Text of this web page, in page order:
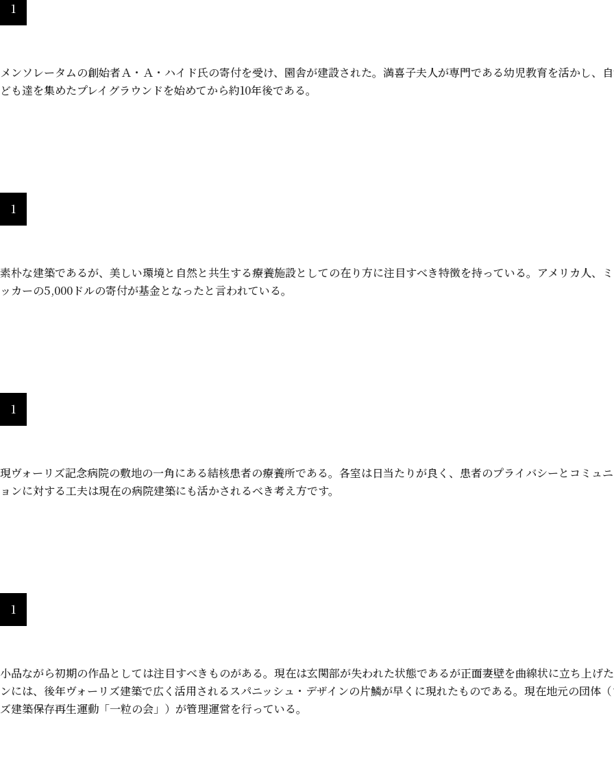
1
メンソレータムの創始者Ａ・Ａ・ハイド氏の寄付を受け、園舎が建設された。満喜子夫人が専門である幼児教育を活かし、
ども達を集めたプレイグラウンドを始めてから約10年後である。
1
素朴な建築であるが、美しい環境と自然と共生する療養施設としての在り方に注目すべき特徴を持っている。アメリカ人、
ッカーの5,000ドルの寄付が基金となったと言われている。
1
現ヴォーリズ記念病院の敷地の一角にある結核患者の療養所である。各室は日当たりが良く、患者のプライバシーとコミュ
ョンに対する工夫は現在の病院建築にも活かされるべき考え方です。
1
小品ながら初期の作品としては注目すべきものがある。現在は玄関部が失われた状態であるが正面妻壁を曲線状に立ち上げ
ンには、後年ヴォーリズ建築で広く活用されるスパニッシュ・デザインの片鱗が早くに現れたものである。現在地元の団体
ズ建築保存再生運動「一粒の会」）が管理運営を行っている。